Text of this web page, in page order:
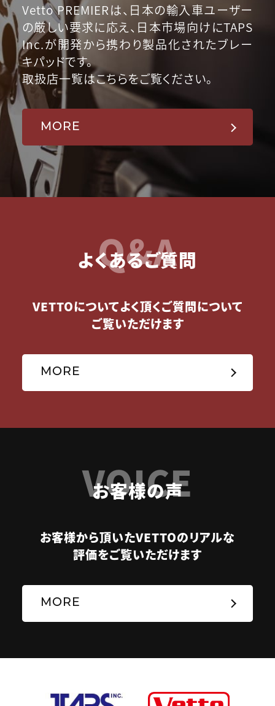
Vetto PREMIERは、日本の輸入車ユーザー
の厳しい要求に応え、日本市場向けにTAPS
Inc.が開発から携わり製品化されたブレー
キパッドです。
取扱店一覧はこちらをご覧ください。
MORE
Q&A
よくあるご質問
VETTOについてよく頂くご質問について
ご覧いただけます
MORE
VOICE
お客様の声
お客様から頂いたVETTOのリアルな
評価をご覧いただけます
MORE